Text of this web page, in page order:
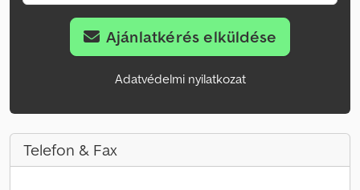
Ajánlatkérés elküldése
Adatvédelmi nyilatkozat
Telefon & Fax